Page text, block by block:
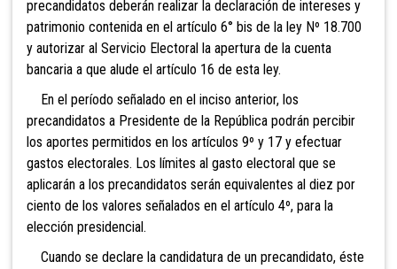
precandidatos deberán realizar la declaración de intereses y
patrimonio contenida en el artículo 6° bis de la ley Nº 18.700
y autorizar al Servicio Electoral la apertura de la cuenta
bancaria a que alude el artículo 16 de esta ley.
En el período señalado en el inciso anterior, los
precandidatos a Presidente de la República podrán percibir
los aportes permitidos en los artículos 9º y 17 y efectuar
gastos electorales. Los límites al gasto electoral que se
aplicarán a los precandidatos serán equivalentes al diez por
ciento de los valores señalados en el artículo 4º, para la
elección presidencial.
Cuando se declare la candidatura de un precandidato, éste